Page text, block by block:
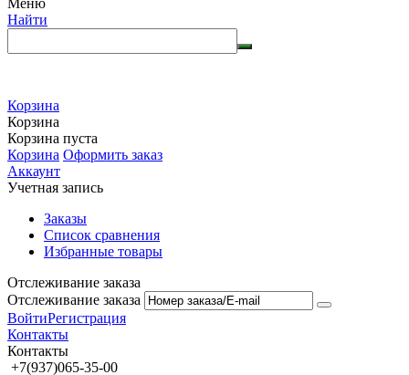
Найти
Корзина
Корзина
Корзина пуста
Корзина Оформить заказ
Аккаунт
Учетная запись
Заказы
Список сравнения
Избранные товары
Отслеживание заказа
Отслеживание заказа
ВойтиРегистрация
Контакты
Контакты
+7(937)065-35-00